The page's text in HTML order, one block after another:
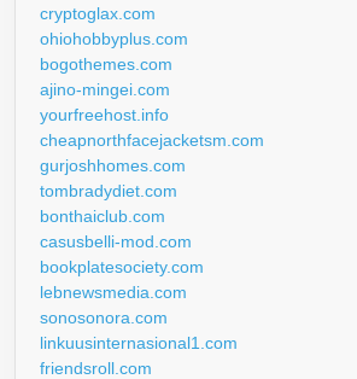
cryptoglax.com
ohiohobbyplus.com
bogothemes.com
ajino-mingei.com
yourfreehost.info
cheapnorthfacejacketsm.com
gurjoshhomes.com
tombradydiet.com
bonthaiclub.com
casusbelli-mod.com
bookplatesociety.com
lebnewsmedia.com
sonosonora.com
linkuusinternasional1.com
friendsroll.com